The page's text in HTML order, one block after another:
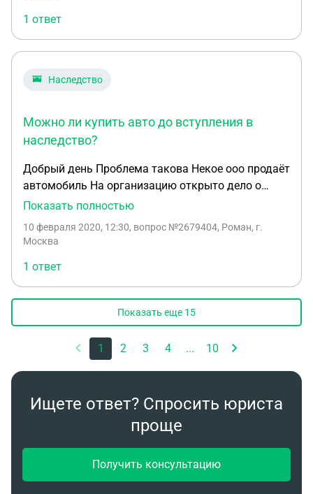
может нам грозить, если ДПС остановит? Все
документы есть (страховка, ПТС, свидетельство,
документы по т/о и т.д.). Они ведь не знают, что
1 ответ
Наследство
Можно ли купить авто до вступления в
наследство?
Добрый день Проблема такова Некое ооо продаёт
автомобиль На организацию открыто дело о
наследование имущества Губо говоря, один из
оценка, что он стоит некую сумму) Данный
генеральным директором фирмы и имеет 1/6
доли В наследство вступят люди 15 числа Можно
ли купить авто, до вступления в наследство?
Показать полностью
10 февраля 2020, 12:30, вопрос №2679404, Роман, г.
Москва
1 ответ
Показать еще 15
1 2 3 4 ... 10
Ищете ответ? Спросить юриста
проще
Получить консультацию